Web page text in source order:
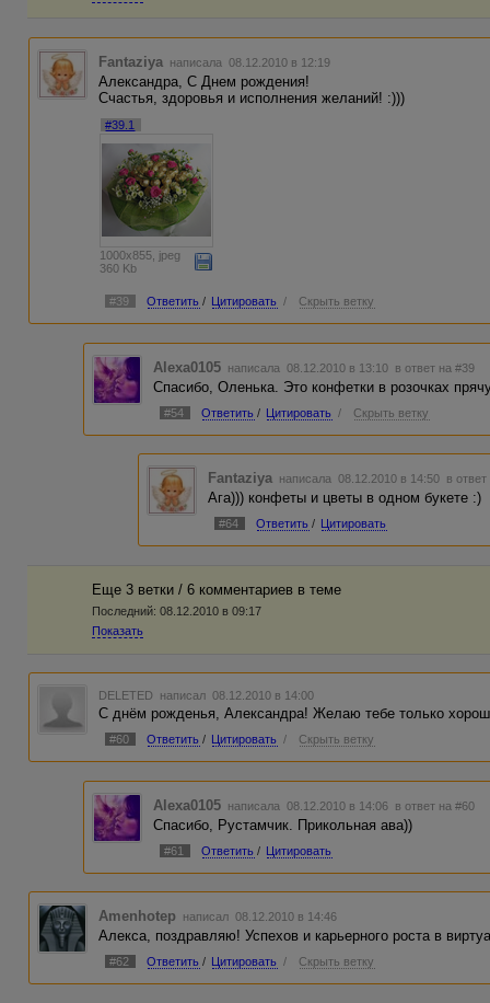
Fantaziya написала 08.12.2010 в 12:19
Александра, С Днем рождения!
Счастья, здоровья и исполнения желаний! :)))
#39.1
1000x855, jpeg
360 Kb
#39 Ответить / Цитировать / Скрыть ветку
Alexa0105 написала 08.12.2010 в 13:10 в ответ на #39
Спасибо, Оленька. Это конфетки в розочках
#54 Ответить / Цитировать / Скрыть ветку
Fantaziya написала 08.12.2010 в 14:50 в
Ага))) конфеты и цветы в одном букете :)
#64 Ответить / Цитировать
Еще 3 ветки / 6 комментариев в темe
Последний: 08.12.2010 в 09:17
Показать
DELETED написал 08.12.2010 в 14:00
С днём рожденья, Александра! Желаю тебе только
#60 Ответить / Цитировать / Скрыть ветку
Alexa0105 написала 08.12.2010 в 14:06 в ответ на #60
Спасибо, Рустамчик. Прикольная ава))
#61 Ответить / Цитировать
Amenhotep написал 08.12.2010 в 14:46
Алекса, поздравляю! Успехов и карьерного роста в
#62 Ответить / Цитировать / Скрыть ветку